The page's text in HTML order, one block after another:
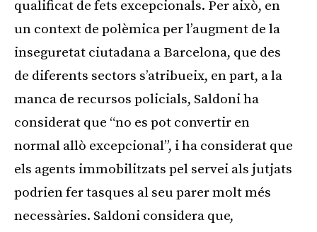
qualificat de fets excepcionals. Per això, en
un context de polèmica per l’augment de la
inseguretat ciutadana a Barcelona, que des
de diferents sectors s’atribueix, en part, a la
manca de recursos policials, Saldoni ha
considerat que “no es pot convertir en
normal allò excepcional”, i ha considerat que
els agents immobilitzats pel servei als jutjats
podrien fer tasques al seu parer molt més
necessàries. Saldoni considera que,